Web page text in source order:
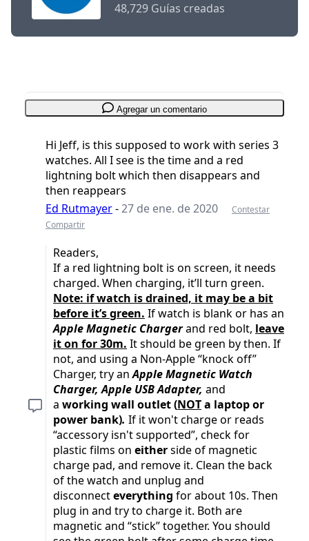
48,729 Guías creadas
Agregar un comentario
Hi Jeff, is this supposed to work with series 3
watches. All I see is the time and a red
lightning bolt which then disappears and
then reappears
Ed Rutmayer-27 de ene. de 2020
Contestar
Compartir
Readers,
If a red lightning bolt is on screen, it needs
charged. When charging, it’ll turn green.
Note: if watch is drained, it may be a bit
before it’s green. If watch is blank or has an
Apple Magnetic Chargerand red bolt, leave
it on for 30m. It should be green by then. If
not, and using a Non-Apple “knock off”
Charger, try anApple Magnetic Watch
Charger, Apple USB Adapter, and
a working wall outlet (NOTa laptop or
power bank). If it won't charge or reads
“accessory isn't supported”, check for
plastic films on eitherside of magnetic
charge pad, and remove it. Clean the back
of the watch and unplug and
disconnecteverything for about 10s. Then
plug in and try to charge it. Both are
magnetic and “stick” together. You should